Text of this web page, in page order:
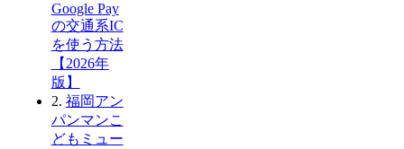
Google Pay
の交通系IC
を使う方法
【2026年
版】
2. 福岡アン
パンマンこ
どもミュー